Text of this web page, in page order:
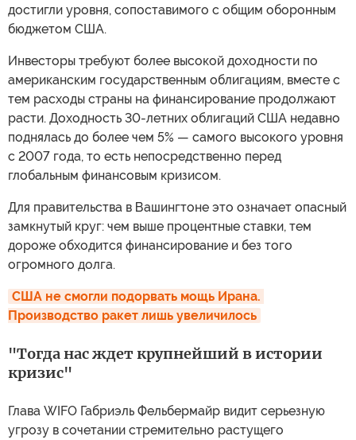
достигли уровня, сопоставимого с общим оборонным
бюджетом США.
Инвесторы требуют более высокой доходности по
американским государственным облигациям, вместе с
тем расходы страны на финансирование продолжают
расти. Доходность 30-летних облигаций США недавно
поднялась до более чем 5% — самого высокого уровня
с 2007 года, то есть непосредственно перед
глобальным финансовым кризисом.
Для правительства в Вашингтоне это означает опасный
замкнутый круг: чем выше процентные ставки, тем
дороже обходится финансирование и без того
огромного долга.
США не смогли подорвать мощь Ирана.
Производство ракет лишь увеличилось
"Тогда нас ждет крупнейший в истории
кризис"
Глава WIFO Габриэль Фельбермайр видит серьезную
угрозу в сочетании стремительно растущего